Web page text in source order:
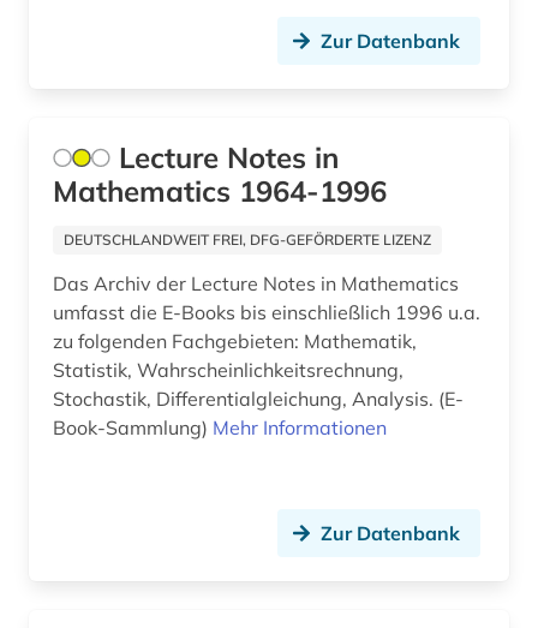
albert (3)
albert (1879-1955) (1)
alberto caeiro (1)
albertus, magnus, heiliger | katholischer
theologe; bischof; philosoph; alchemist;
naturwissenschaftler; heiliger (1)
albrecht (4)
Zur Datenbank
Lecture Notes in
Mathematics 1964-1996
DEUTSCHLANDWEIT FREI, DFG-GEFÖRDERTE LIZENZ
Das Archiv der Lecture Notes in Mathematics
umfasst die E-Books bis einschließlich 1996 u.a.
zu folgenden Fachgebieten: Mathematik,
Statistik, Wahrscheinlichkeitsrechnung,
Stochastik, Differentialgleichung, Analysis. (E-
Book-Sammlung) Mehr Informationen
Zur Datenbank